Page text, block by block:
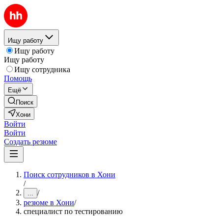
Ищу работу
Ищу работу
Ищу работу
Ищу сотрудника
Помощь
Ещё
Поиск
Хони
Войти
Войти
Создать резюме
Поиск сотрудников в Хони
/
... /
резюме в Хони/
специалист по тестированию